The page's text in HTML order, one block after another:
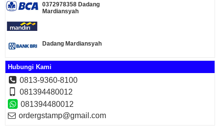
0372978358 Dadang
Mardiansyah
Dadang Mardiansyah
Hubungi Kami
0813-9360-8100
081394480012
081394480012
ordergstamp@gmail.com